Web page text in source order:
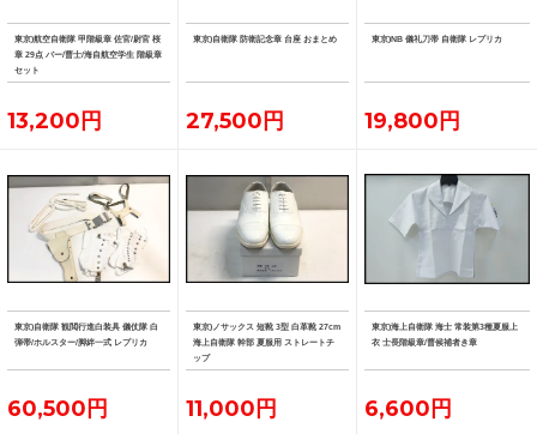
東京)航空自衛隊 甲階級章 佐官/尉官 桜
章 29点 バー/曹士/海自航空学生 階級章
セット
13,200円
東京)自衛隊 防衛記念章 台座 おまとめ
27,500円
東京)NB 儀礼刀帯 自衛隊 レプリカ
19,800円
東京)自衛隊 観閲行進白装具 儀仗隊 白
弾帯/ホルスター/脚絆一式 レプリカ
60,500円
東京)ノサックス 短靴 3型 白革靴 27cm
海上自衛隊 幹部 夏服用 ストレートチ
ップ
11,000円
東京)海上自衛隊 海士 常装第3種夏服上
衣 士長階級章/曹候補者き章
6,600円